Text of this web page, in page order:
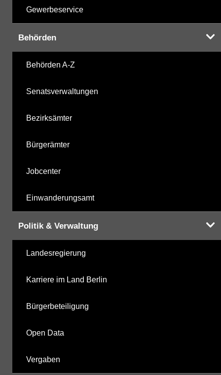
Gewerbeservice
Behörden
Behörden A-Z
Senatsverwaltungen
Bezirksämter
Bürgerämter
Jobcenter
Einwanderungsamt
Politik & Verwaltung
Landesregierung
Karriere im Land Berlin
Bürgerbeteiligung
Open Data
Vergaben